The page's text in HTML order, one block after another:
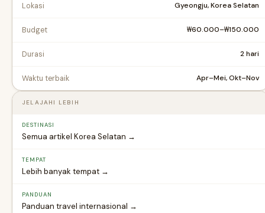
Lokasi Gyeongju, Korea Selatan
Budget ₩60.000–₩150.000
Durasi 2 hari
Waktu terbaik Apr–Mei, Okt–Nov
JELAJAHI LEBIH
DESTINASI
Semua artikel Korea Selatan →
TEMPAT
Lebih banyak tempat →
PANDUAN
Panduan travel internasional →